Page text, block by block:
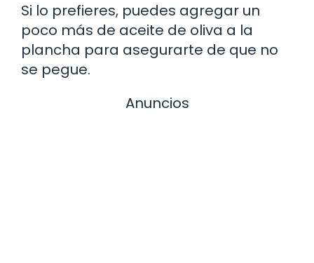
Si lo prefieres, puedes agregar un
poco más de aceite de oliva a la
plancha para asegurarte de que no
se pegue.
Anuncios